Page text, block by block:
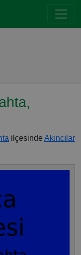
ilçesinde Akıncılar